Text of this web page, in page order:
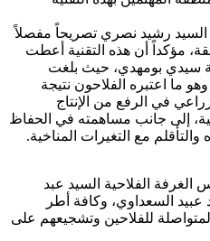
السيد رشيد نصري تصريحاً مفصلاً
مؤكداً أن هذه التقنية أعطت
سيدي بومهدي، حيث بلغت
30 و35 للهكتار، وهو ما اعتبره الفلاحون نتيجة
في الرفع من الإنتاج
إلى جانب مساهمته في الحفاظ
مع التغيرات المناخية.
الغرفة الفلاحية السيد عبد
عبيد السعداوي، وكافة أطر
للفلاحين وتشجيعهم على